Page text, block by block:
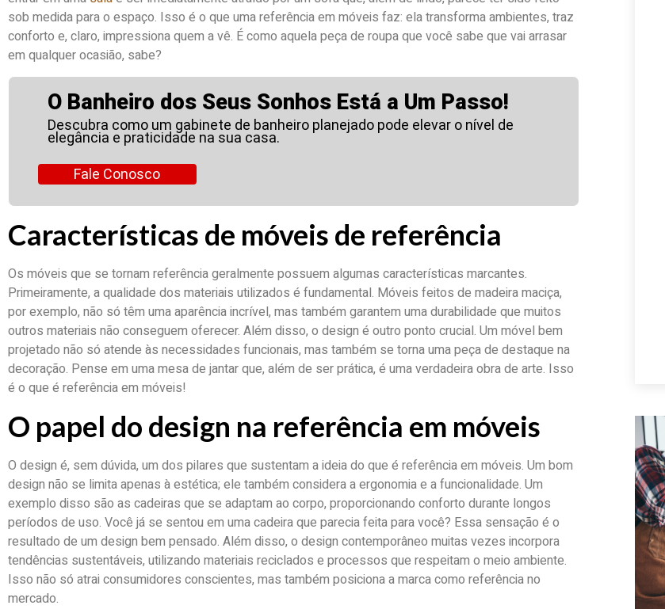
sob medida para o espaço. Isso é o que uma referência em móveis faz: ela transforma ambientes, traz
conforto e, claro, impressiona quem a vê. É como aquela peça de roupa que você sabe que vai arrasar
em qualquer ocasião, sabe?
O Banheiro dos Seus Sonhos Está a Um Passo!
Descubra como um gabinete de banheiro planejado pode elevar o nível de
elegância e praticidade na sua casa.
Fale Conosco
Características de móveis de referência
Os móveis que se tornam referência geralmente possuem algumas características marcantes.
Primeiramente, a qualidade dos materiais utilizados é fundamental. Móveis feitos de madeira maciça,
por exemplo, não só têm uma aparência incrível, mas também garantem uma durabilidade que muitos
outros materiais não conseguem oferecer. Além disso, o design é outro ponto crucial. Um móvel bem
projetado não só atende às necessidades funcionais, mas também se torna uma peça de destaque na
decoração. Pense em uma mesa de jantar que, além de ser prática, é uma verdadeira obra de arte. Isso
é o que é referência em móveis!
O papel do design na referência em móveis
O design é, sem dúvida, um dos pilares que sustentam a ideia do que é referência em móveis. Um bom
design não se limita apenas à estética; ele também considera a ergonomia e a funcionalidade. Um
exemplo disso são as cadeiras que se adaptam ao corpo, proporcionando conforto durante longos
períodos de uso. Você já se sentou em uma cadeira que parecia feita para você? Essa sensação é o
resultado de um design bem pensado. Além disso, o design contemporâneo muitas vezes incorpora
tendências sustentáveis, utilizando materiais reciclados e processos que respeitam o meio ambiente.
Isso não só atrai consumidores conscientes, mas também posiciona a marca como referência no
mercado.